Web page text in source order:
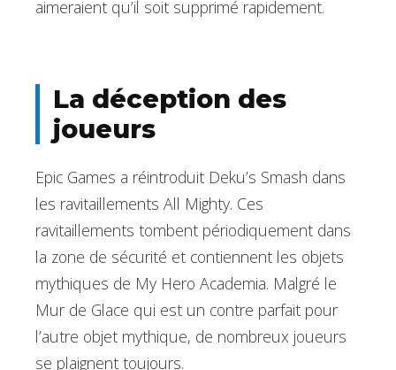
aimeraient qu’il soit supprimé rapidement.
La déception des
joueurs
Epic Games a réintroduit Deku’s Smash dans
les ravitaillements All Mighty. Ces
ravitaillements tombent périodiquement dans
la zone de sécurité et contiennent les objets
mythiques de My Hero Academia. Malgré le
Mur de Glace qui est un contre parfait pour
l’autre objet mythique, de nombreux joueurs
se plaignent toujours.